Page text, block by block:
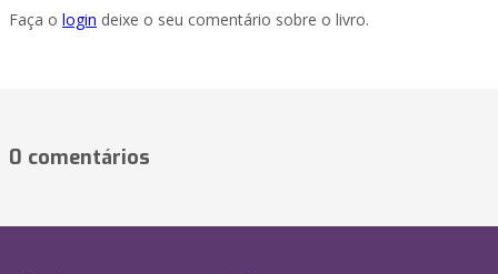
Faça o login deixe o seu comentário sobre o livro.
0 comentários